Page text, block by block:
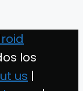
los
us |